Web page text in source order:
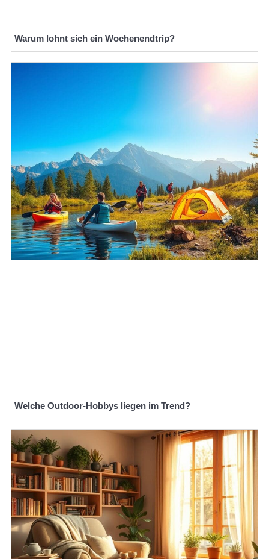
Warum lohnt sich ein Wochenendtrip?
Welche Outdoor-Hobbys liegen im Trend?